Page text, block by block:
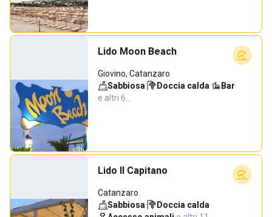
Lido Moon Beach
Giovino, Catanzaro
Sabbiosa· Doccia calda· Bar·
e altri 6…
Lido Il Capitano
Catanzaro
Sabbiosa· Doccia calda·